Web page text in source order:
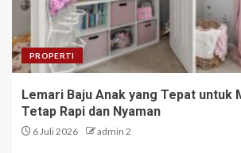
PROPERTI
Lemari Baju Anak yang Tepat untuk
Tetap Rapi dan Nyaman
6 Juli 2026 admin 2